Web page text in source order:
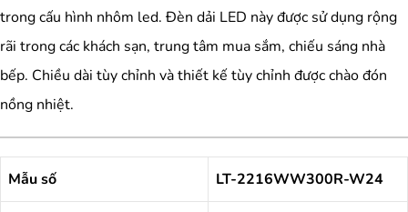
trong cấu hình nhôm led. Đèn dải LED này được sử dụng rộng
rãi trong các khách sạn, trung tâm mua sắm, chiếu sáng nhà
bếp. Chiều dài tùy chỉnh và thiết kế tùy chỉnh được chào đón
nồng nhiệt.
Mẫu số LT-2216WW300R-W24